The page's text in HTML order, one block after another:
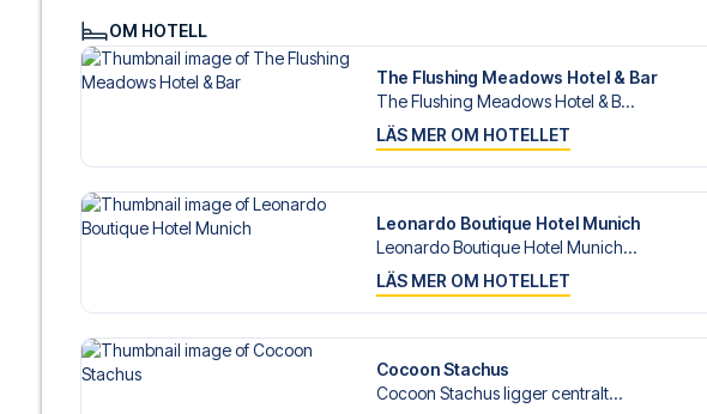
OM HOTELL
The Flushing Meadows Hotel & Bar
The Flushing Meadows Hotel & B...
LÄS MER OM HOTELLET
Leonardo Boutique Hotel Munich
Leonardo Boutique Hotel Munich...
LÄS MER OM HOTELLET
Cocoon Stachus
Cocoon Stachus ligger centralt...